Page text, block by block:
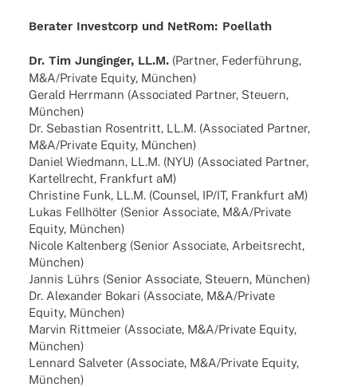
Bera­ter Invest­corp und NetRom: Poellath
Dr. Tim Jung­in­ger, LL.M.(Part­ner, Feder­füh­rung,
M&A/Private Equity, München)
Gerald Herr­mann (Asso­cia­ted Part­ner, Steu­ern,
München)
Dr. Sebas­tian Rosen­tritt, LL.M. (Asso­cia­ted Part­ner,
M&A/Private Equity, München)
Daniel Wied­mann, LL.M. (NYU) (Asso­cia­ted Part­ner,
Kartell­recht, Frank­furt aM)
Chris­tine Funk, LL.M. (Coun­sel, IP/IT, Frank­furt aM)
Lukas Fell­höl­ter (Senior Asso­ciate, M&A/Private
Equity, München)
Nicole Kalten­berg (Senior Asso­ciate, Arbeits­recht,
München)
Jannis Lührs (Senior Asso­ciate, Steu­ern, München)
Dr. Alex­an­der Bokari (Asso­ciate, M&A/Private
Equity, München)
Marvin Ritt­meier (Asso­ciate, M&A/Private Equity,
München)
Lennard Salve­ter (Asso­ciate, M&A/Private Equity,
München)